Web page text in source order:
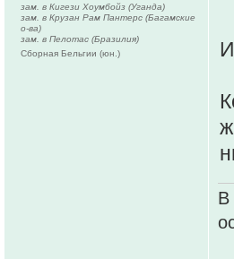
В
зам. в Кигези Хоумбойз (Уганда)
зам. в Крузан Рам Пантерс (Багамские
о-ва)
зам. в Пелотас (Бразилия)
Сборная Бельгии (юн.)